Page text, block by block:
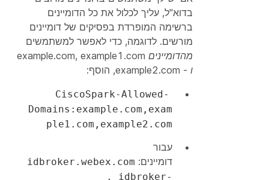
בדוא"ל, עליך לכלול את כל הדומיינים
ברשימה המופרדת בפסיקים של דומיינים
מורשים. לדוגמה, כדי לאפשר למשתמשים
מהדומיינים
example.com, example1.com
ו - example2.com, הוסף:
CiscoSpark-Allowed-
Domains:example.com,exam
ple1.com,example2.com
עבור
דומיינים: idbroker.webex.com
, idbroker-